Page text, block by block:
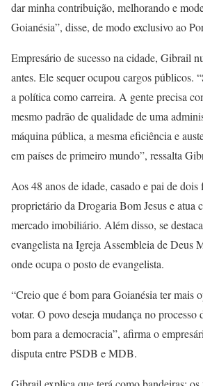
dar minha contribuição, melhorando e
Goianésia”, disse, de modo exclusivo ao
Empresário de sucesso na cidade, Gibrail
antes. Ele sequer ocupou cargos públicos.
a política como carreira. A gente precisa
mesmo padrão de qualidade de uma
máquina pública, a mesma eficiência e
em países de primeiro mundo”, ressalta
Aos 48 anos de idade, casado e pai de
proprietário da Drogaria Bom Jesus e atua
mercado imobiliário. Além disso, se
evangelista na Igreja Assembleia de Deus
onde ocupa o posto de evangelista.
“Creio que é bom para Goianésia ter mais
votar. O povo deseja mudança no processo
bom para a democracia”, afirma o
disputa entre PSDB e MDB.